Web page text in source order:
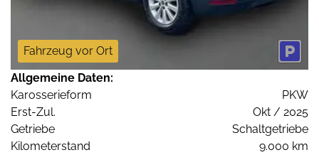
Fahrzeug vor Ort
Allgemeine Daten:
Karosserieform
PKW
Erst-Zul.
Okt / 2025
Getriebe
Schaltgetriebe
Kilometerstand
9.000 km